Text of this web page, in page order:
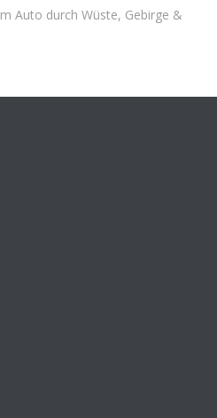
Auto durch Wüste, Gebirge &